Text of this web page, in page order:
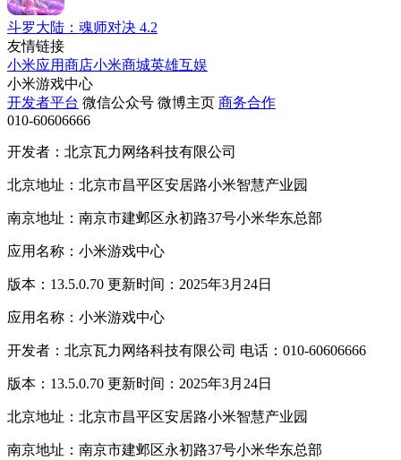
斗罗大陆：魂师对决 4.2
友情链接
小米应用商店小米商城英雄互娱
小米游戏中心
开发者平台 微信公众号 微博主页 商务合作
010-60606666
开发者：北京瓦力网络科技有限公司
北京地址：北京市昌平区安居路小米智慧产业园
南京地址：南京市建邺区永初路37号小米华东总部
应用名称：小米游戏中心
版本：13.5.0.70 更新时间：2025年3月24日
应用名称：小米游戏中心
开发者：北京瓦力网络科技有限公司 电话：010-60606666
版本：13.5.0.70 更新时间：2025年3月24日
北京地址：北京市昌平区安居路小米智慧产业园
南京地址：南京市建邺区永初路37号小米华东总部